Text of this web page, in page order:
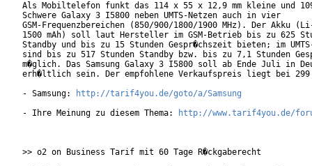
Als Mobiltelefon funkt das 114 x 55 x 12,9 mm kleine und 109
Schwere Galaxy 3 I5800 neben UMTS-Netzen auch in vier
GSM-Frequenzbereichen (850/900/1800/1900 MHz). Der Akku
1500 mAh) soll laut Hersteller im GSM-Betrieb bis zu 625
Standby und bis zu 15 Stunden Gespr�chszeit bieten; im
sind bis zu 517 Stunden Standby bzw. bis zu 7,1 Stunden
m�glich. Das Samsung Galaxy 3 I5800 soll ab Ende Juli in
erh�ltlich sein. Der empfohlene Verkaufspreis liegt bei 299
- Samsung:
http://tarif4you.de/goto/a/Samsung
- Ihre Meinung zu diesem Thema:
http://www.tarif4you.de/
>> o2 on Business Tarif mit 60 Tage R�ckgaberecht